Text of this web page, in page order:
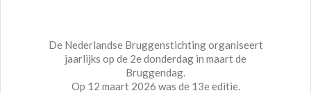
De Nederlandse Bruggenstichting organiseert
jaarlijks op de 2e donderdag in maart de
Bruggendag.
Op 12 maart 2026 was de 13e editie.